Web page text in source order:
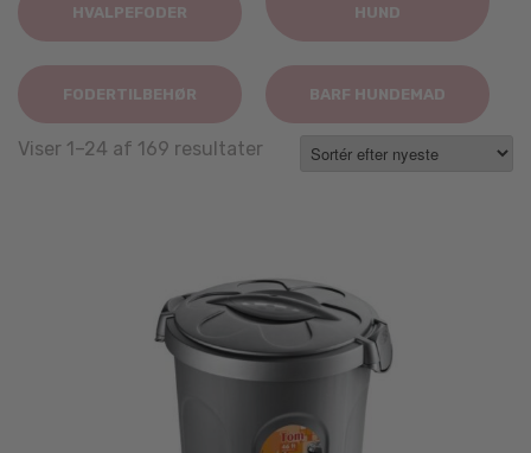
HVALPEFODER
HUND
FODERTILBEHØR BARF HUNDEMAD
Viser 1–24 af 169 resultaterSorted